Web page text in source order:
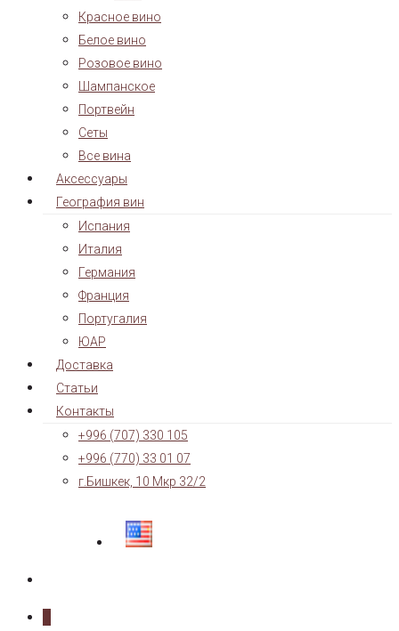
Красное вино
Белое вино
Розовое вино
Шампанское
Портвейн
Сеты
Все вина
Аксессуары
География вин
Испания
Италия
Германия
Франция
Португалия
ЮАР
Доставка
Статьи
Контакты
+996 (707) 330 105
+996 (770) 33 01 07
г.Бишкек, 10 Мкр 32/2